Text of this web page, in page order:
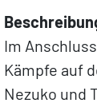
Im
Kämpfe auf
Nezuko und